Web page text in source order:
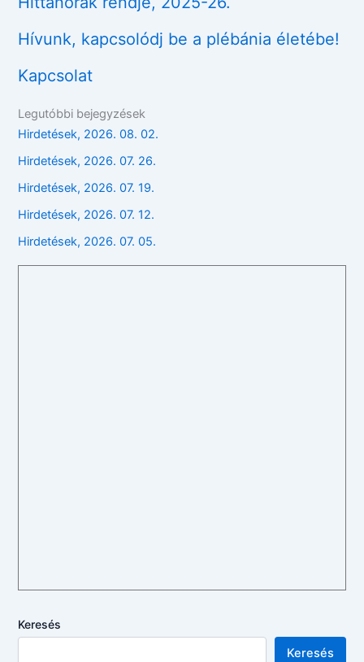
Hívunk, kapcsolódj be a plébánia életébe!
Kapcsolat
Legutóbbi bejegyzések
Hirdetések, 2026. 08. 02.
Hirdetések, 2026. 07. 26.
Hirdetések, 2026. 07. 19.
Hirdetések, 2026. 07. 12.
Hirdetések, 2026. 07. 05.
Keresés
Keresés